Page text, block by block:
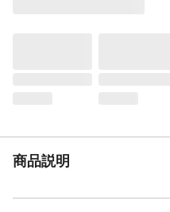
商品説明